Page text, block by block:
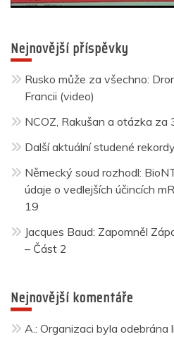
Nejnovější příspěvky
Rusko může za všechno:
Francii (video)
NCOZ, Rakušan a otázka za
Další aktuální studené
Německý soud rozhodl:
údaje o vedlejších účincích
19
Jacques Baud: Zapomněl
– Část 2
Nejnovější komentáře
A.: Organizaci byla odebrána